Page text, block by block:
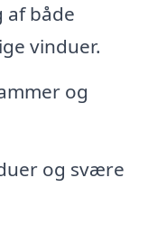
af både
vinduer.
og
og svære